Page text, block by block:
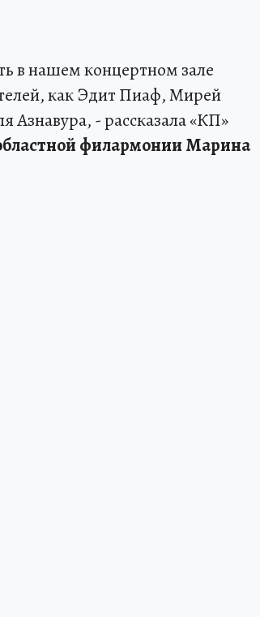
в нашем концертном зале
как Эдит Пиаф, Мирей
- рассказала «КП»
филармонии Марина